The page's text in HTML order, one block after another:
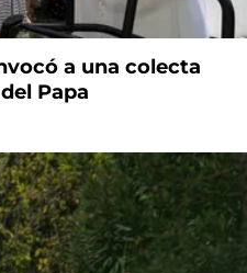
a una colecta
Papa